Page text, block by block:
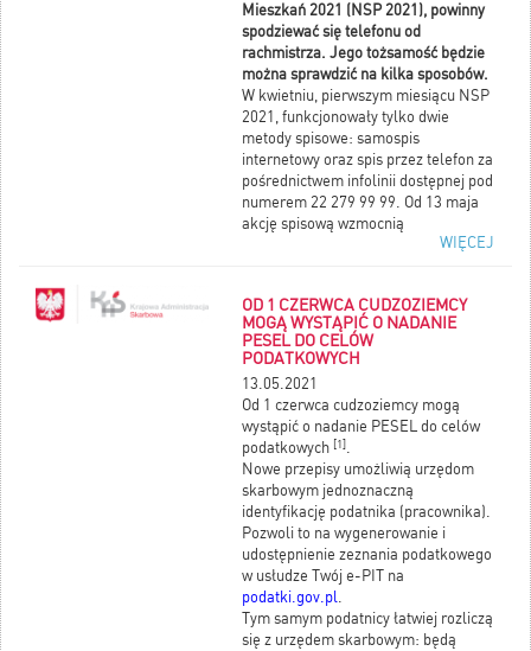
Mieszkań 2021 (NSP 2021), powinny
spodziewać się telefonu od
rachmistrza. Jego tożsamość będzie
można sprawdzić na kilka sposobów.
W kwietniu, pierwszym miesiącu NSP
2021, funkcjonowały tylko dwie
metody spisowe: samospis
internetowy oraz spis przez telefon za
pośrednictwem infolinii dostępnej pod
numerem 22 279 99 99. Od 13 maja
akcję spisową wzmocnią
rachmistrzowie telefoniczni – będą
spisowego.
Ze względu na sytuację epidemiczną
wstrzymano do odwołania pracę
rachmistrzów w terenie. Nie będą oni
odwiedzać mieszkań i prowadzić
spisu w formie bezpośredniej
rozmowy.
Więcej informacji w rozwinięciu
wiadomości.
WIĘCEJ
OD 1 CZERWCA CUDZOZIEMCY
MOGĄ WYSTĄPIĆ O NADANIE
PESEL DO CELÓW
PODATKOWYCH
13.05.2021
Od 1 czerwca cudzoziemcy mogą
wystąpić o nadanie PESEL do celów
podatkowych [1].
Nowe przepisy umożliwią urzędom
skarbowym jednoznaczną
identyfikację podatnika (pracownika).
Pozwoli to na wygenerowanie i
udostępnienie zeznania podatkowego
w usłudze Twój e-PIT na
podatki.gov.pl.
Tym samym podatnicy łatwiej rozliczą
się z urzędem skarbowym: będą